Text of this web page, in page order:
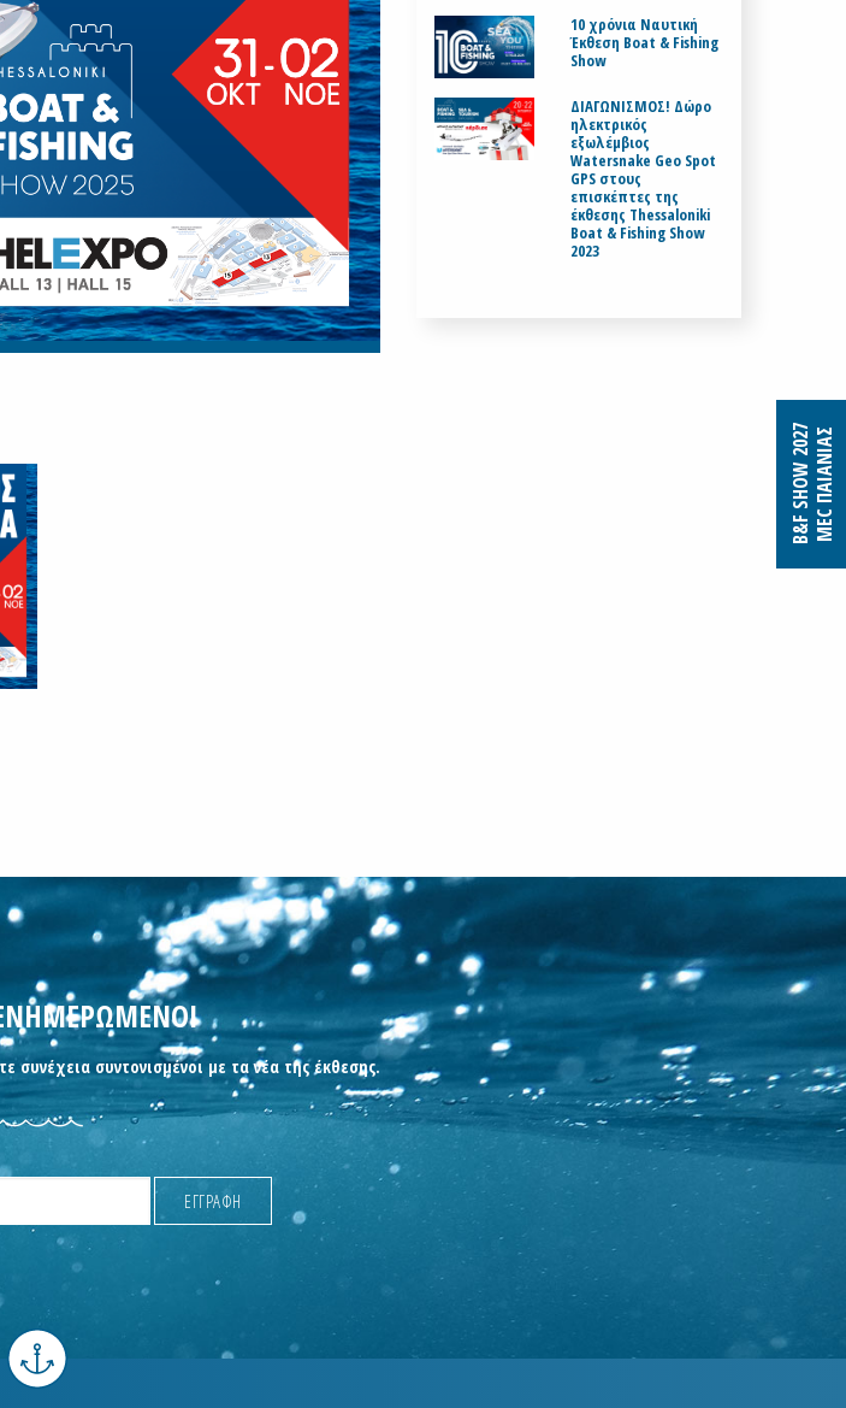
10 χρόνια Ναυτική
Έκθεση Boat & Fishing
Show
ΔΙΑΓΩΝΙΣΜΟΣ! Δώρο
ηλεκτρικός
εξωλέμβιος
Watersnake Geo Spot
GPS στους
επισκέπτες της
έκθεσης Thessaloniki
Boat & Fishing Show
2023
B&F SHOW 2027MEC ΠΑΙΑΝΙΑΣ
συνέχεια συντονισμένοι με τα νέα της έκθεσης.